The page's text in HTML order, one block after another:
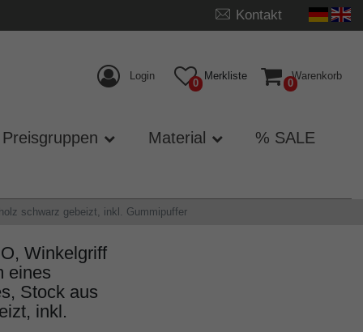
Kontakt
Login
0
Merkliste
0
Warenkorb
Preisgruppen Material % SALE
schwarz gebeizt, inkl. Gummipuffer
Winkelgriff
eines
Stock aus
inkl.